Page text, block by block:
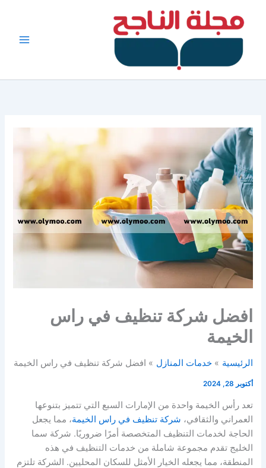
افضل شركة تنظيف في راس
الخيمة
الرئيسية خدمات المنازل افضل شركة تنظيف في راس الخيمة
أكتوبر 28, 2024
تعد رأس الخيمة واحدة من الإمارات السبع التي تتميز بتنوعها
العمراني والثقافي، شركة تنظيف في راس الخيمة، مما يجعل
الحاجة لخدمات التنظيف المتخصصة أمرًا ضروريًا. شركة سما
الخليج تقدم مجموعة شاملة من خدمات التنظيف في هذه
المنطقة، مما يجعله الخيار الأمثل للسكان المحليين. الشركة تلتزم